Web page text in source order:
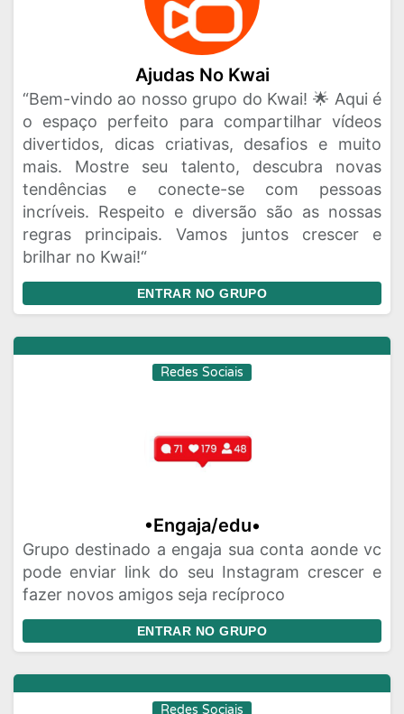
Ajudas No Kwai
“Bem-vindo ao nosso grupo do Kwai! 🌟 Aqui é
o espaço perfeito para compartilhar vídeos
divertidos, dicas criativas, desafios e muito
mais. Mostre seu talento, descubra novas
tendências e conecte-se com pessoas
incríveis. Respeito e diversão são as nossas
regras principais. Vamos juntos crescer e
brilhar no Kwai!“
ENTRAR NO GRUPO
Redes Sociais
•Engaja/edu•
Grupo destinado a engaja sua conta aonde vc
pode enviar link do seu Instagram crescer e
fazer novos amigos seja recíproco
ENTRAR NO GRUPO
Redes Sociais